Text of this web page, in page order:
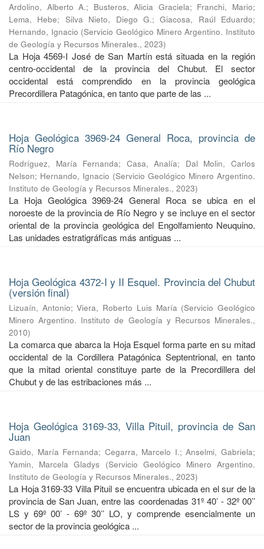
Ardolino, Alberto A.; Busteros, Alicia Graciela; Franchi, Mario;
Lema, Hebe; Silva Nieto, Diego G.;Giacosa, Raúl Eduardo;
Hernando, Ignacio (Servicio Geológico Minero Argentino. Instituto
de Geología y Recursos Minerales., 2023)
La Hoja 4569-I José de San Martín está situada en la región
centro-occidental de la provincia del Chubut. El sector
occidental está comprendido en la provincia geológica
Precordillera Patagónica, en tanto que parte de las ...
Hoja Geológica 3969-24 General Roca, provincia de
Río Negro
Rodríguez, María Fernanda; Casa, Analía; Dal Molin, Carlos
Nelson; Hernando, Ignacio (Servicio Geológico Minero Argentino.
Instituto de Geología y Recursos Minerales., 2023)
La Hoja Geológica 3969-24 General Roca se ubica en el
noroeste de la provincia de Río Negro y se incluye en el sector
oriental de la provincia geológica del Engolfamiento Neuquino.
Las unidades estratigráficas más antiguas ...
Hoja Geológica 4372-I y II Esquel. Provincia del Chubut
(versión final)
Lizuaín, Antonio;Viera, Roberto Luis María (Servicio Geológico
Minero Argentino. Instituto de Geología y Recursos Minerales.,
2010)
La comarca que abarca la Hoja Esquel forma parte en su mitad
occidental de la Cordillera Patagónica Septentrional, en tanto
que la mitad oriental constituye parte de la Precordillera del
Chubut y de las estribaciones más ...
Hoja Geológica 3169-33, Villa Pituil, provincia de San
Juan
Gaido, María Fernanda; Cegarra, Marcelo I.;Anselmi, Gabriela;
Yamin, Marcela Gladys
(Servicio Geológico Minero Argentino.
Instituto de Geología y Recursos Minerales., 2023)
La Hoja 3169-33 Villa Pituil se encuentra ubicada en el sur de la
provincia de San Juan, entre las coordenadas 31º 40’ - 32º 00’’
LS y 69º 00’ - 69º 30’’ LO, y comprende esencialmente un
sector de la provincia geológica ...